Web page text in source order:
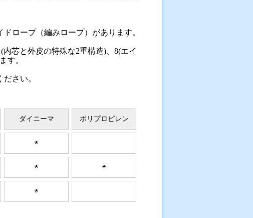
ロープ（編みロープ）があります。
芯と外皮の特殊な2重構造)、8(エイ
す。
さい。
ダイニーマ ポリプロピレン
◉
◉ ◉
◉